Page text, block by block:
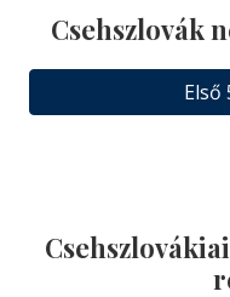
Csehszlovák
Első